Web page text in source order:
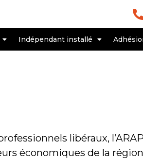
Indépendant installé
libéraux,
économiques de la